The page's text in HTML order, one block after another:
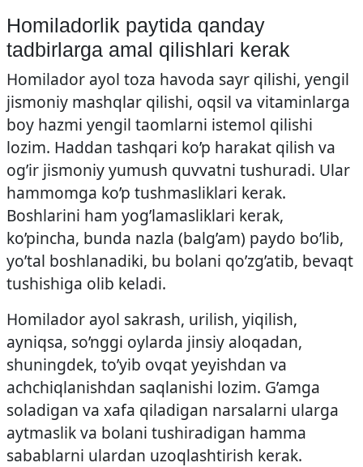
Homiladorlik paytida qanday
tadbirlarga amal qilishlari kerak
Homilador ayol toza havoda sayr qilishi, yengil
jismoniy mashqlar qilishi, oqsil va vitaminlarga
boy hazmi yengil taomlarni istemol qilishi
lozim. Haddan tashqari ko’p harakat qilish va
og’ir jismoniy yumush quvvatni tushuradi. Ular
hammomga ko’p tushmasliklari kerak.
Boshlarini ham yog’lamasliklari kerak,
ko’pincha, bunda nazla (balg’am) paydo bo’lib,
yo’tal boshlanadiki, bu bolani qo’zg’atib, bevaqt
tushishiga olib keladi.
Homilador ayol sakrash, urilish, yiqilish,
ayniqsa, so’nggi oylarda jinsiy aloqadan,
shuningdek, to’yib ovqat yeyishdan va
achchiqlanishdan saqlanishi lozim. G’amga
soladigan va xafa qiladigan narsalarni ularga
aytmaslik va bolani tushiradigan hamma
sabablarni ulardan uzoqlashtirish kerak.